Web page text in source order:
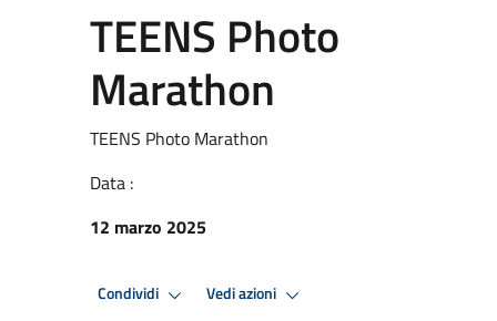
TEENS Photo
Marathon
TEENS Photo Marathon
Data :
12 marzo 2025
Condividi Vedi azioni